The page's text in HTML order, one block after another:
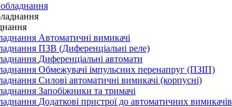
Автоматичні вимикачі
ПЗВ (Диференціальні реле)
Диференціальні автомати
Обмежувачі імпульсних перенапруг (ПЗІП)
Силові автоматичні вимикачі (корпусні)
Запобіжники та тримачі
Додаткові пристрої до автоматичних вимикачів